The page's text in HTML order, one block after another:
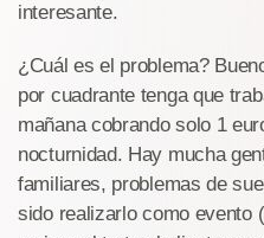
interesante.
¿Cuál es el problema?
por cuadrante tenga que
mañana cobrando solo 1
nocturnidad. Hay mucha
familiares, problemas de
sido realizarlo como evento